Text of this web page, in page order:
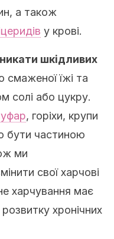
а також
у крові.
шкідливих
смаженої їжі та
солі або цукру.
, горіхи, крупи
бути частиною
ми
свої харчові
харчування має
хронічних